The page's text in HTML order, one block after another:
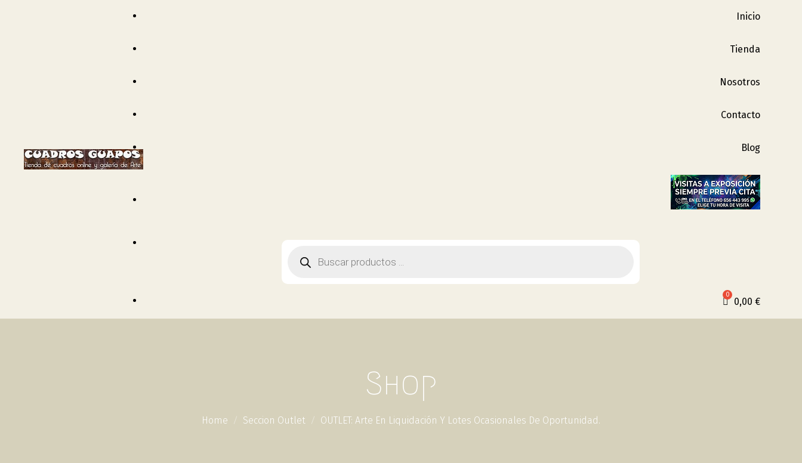
Inicio
Tienda
Nosotros
Contacto
Blog
0,00 €
Shop
Home Seccion Outlet OUTLET: Arte En Liquidación Y Lotes Ocasionales De Oportunidad.